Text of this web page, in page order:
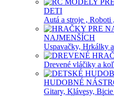
DETI
Autá a stroje , Roboti ,
NAJMENŠÍCH
Uspavačky, Hrkálky
Drevené vláčiky a
HUDOBNÉ
Gitary, Klávesy, Bicie